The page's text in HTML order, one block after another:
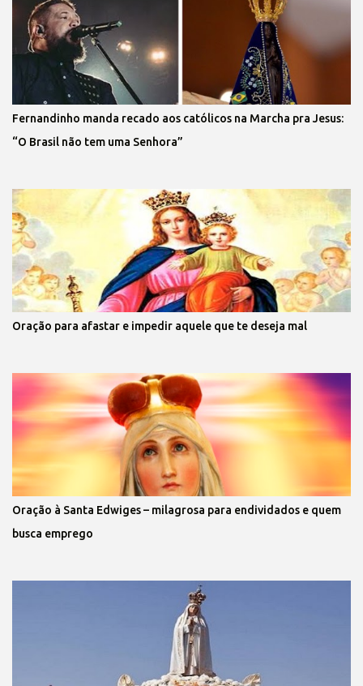
Fernandinho manda recado aos católicos na Marcha pra Jesus:
“O Brasil não tem uma Senhora”
Oração para afastar e impedir aquele que te deseja mal
Oração à Santa Edwiges – milagrosa para endividados e quem
busca emprego